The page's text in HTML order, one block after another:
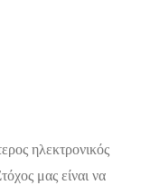
ηλεκτρονικός
μας είναι να